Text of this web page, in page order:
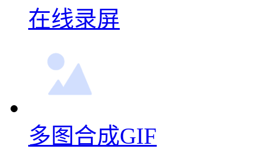
在线录屏
多图合成GIF